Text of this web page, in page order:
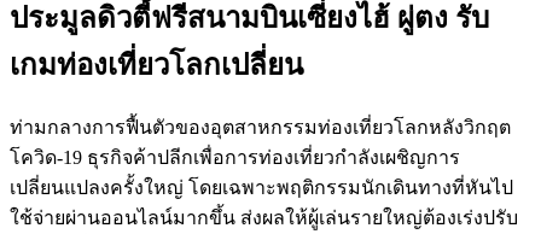
ประมูลดิวตี้ฟรีสนามบินเซี่ยงไฮ้ ผู่ตง รับ
เกมท่องเที่ยวโลกเปลี่ยน
ท่ามกลางการฟื้นตัวของอุตสาหกรรมท่องเที่ยวโลกหลังวิกฤต
โควิด-19 ธุรกิจค้าปลีกเพื่อการท่องเที่ยวกำลังเผชิญการ
เปลี่ยนแปลงครั้งใหญ่ โดยเฉพาะพฤติกรรมนักเดินทางที่หันไป
ใช้จ่ายผ่านออนไลน์มากขึ้น ส่งผลให้ผู้เล่นรายใหญ่ต้องเร่งปรับ